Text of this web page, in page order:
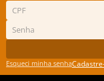
Esqueci minha senha